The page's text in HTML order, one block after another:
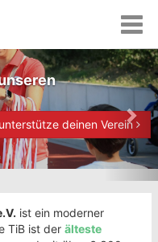
T
o
g
g
l
n
v
i
g
deinen Verein
N
e
x
t
ist ein moderner
TiB ist der älteste